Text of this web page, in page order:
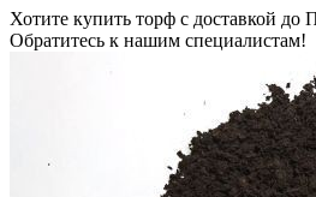
Хотите купить торф с доставкой до
Обратитесь к нашим специалистам!